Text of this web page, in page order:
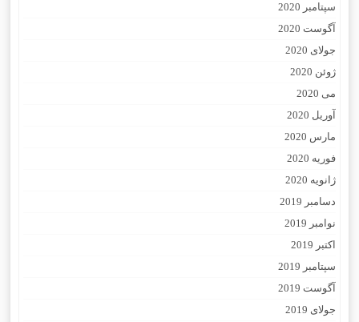
سپتامبر 2020
آگوست 2020
جولای 2020
ژوئن 2020
می 2020
آوریل 2020
مارس 2020
فوریه 2020
ژانویه 2020
دسامبر 2019
نوامبر 2019
اکتبر 2019
سپتامبر 2019
آگوست 2019
جولای 2019